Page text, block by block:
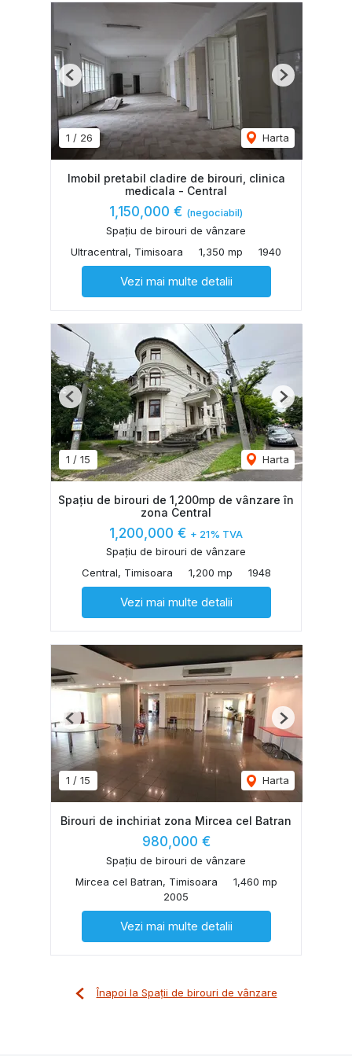
1 / 26 Harta
Previous Next
Imobil pretabil cladire de birouri, clinica
medicala - Central
1,150,000 € (negociabil)
Spațiu de birouri de vânzare
Ultracentral, Timisoara
1,350 mp 1940
Vezi mai multe detalii
1 / 15 Harta
Previous Next
Spațiu de birouri de 1,200mp de vânzare în
zona Central
1,200,000 € + 21% TVA
Spațiu de birouri de vânzare
Central, Timisoara
1,200 mp 1948
Vezi mai multe detalii
1 / 15 Harta
Previous Next
Birouri de inchiriat zona Mircea cel Batran
980,000 €
Spațiu de birouri de vânzare
Mircea cel Batran, Timisoara
1,460 mp
2005
Vezi mai multe detalii
Înapoi la Spații de birouri de vânzare